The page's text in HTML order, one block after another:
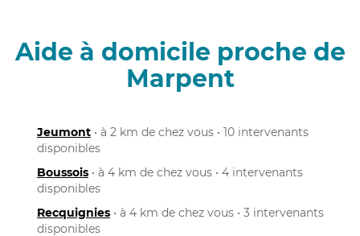
Aide à domicile proche de
Marpent
Jeumont • à 2 km de chez vous • 10 intervenants
disponibles
Boussois • à 4 km de chez vous • 4 intervenants
disponibles
Recquignies • à 4 km de chez vous • 3 intervenants
disponibles